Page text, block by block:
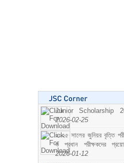
Junior Scholarship
2026-02-25
২০২৫ সালের জুনিয়র বৃত্তি
ও প্রধান পরীক্ষকদের
2026-01-12